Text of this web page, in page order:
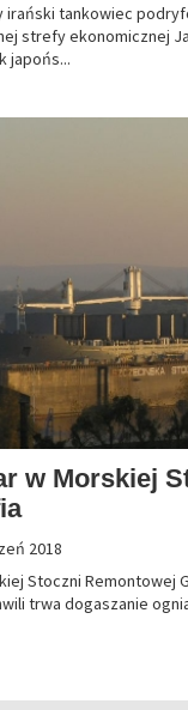
irański tankowiec
strefy ekonomicznej
japońs...
w Morskiej
2018
Stoczni Remontowej
trwa dogaszanie